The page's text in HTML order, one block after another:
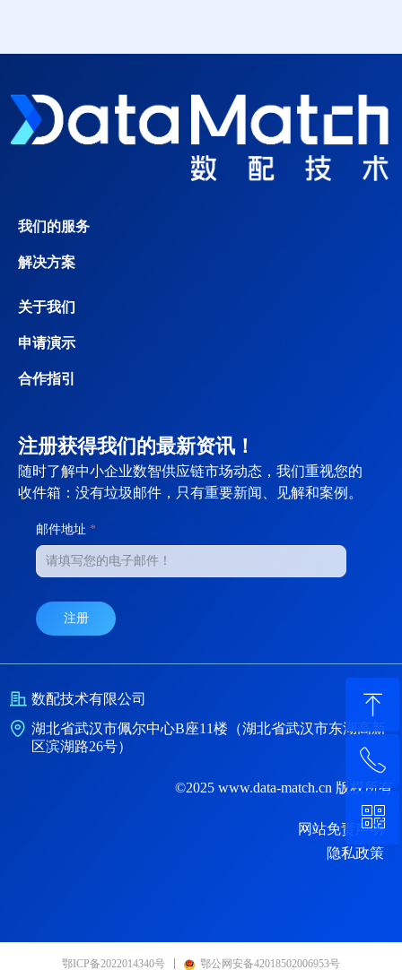
我们的服务
解决方案
关于我们
申请演示
合作指引
数配技术有限公司
湖北省武汉市佩尔中心B座11楼（湖北省武汉市东湖高新
区滨湖路26号）
©2025 www.data-match.cn 版权所有
网站免责声明
隐私政策
注册获得我们的最新资讯！
随时了解中小企业数智供应链市场动态，我们重视您的
收件箱：没有垃圾邮件，只有重要新闻、见解和案例。
邮件地址 *
注册
鄂ICP备2022014340号 鄂公网安备42018502006953号
ꁸ
回到顶部
ꂅ
400-1600-575
ꀥ